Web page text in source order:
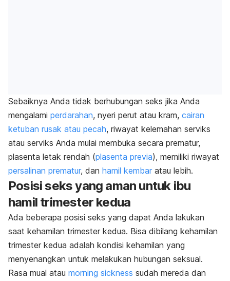
Sebaiknya Anda tidak berhubungan seks jika Anda
mengalami perdarahan, nyeri perut atau kram, cairan
ketuban rusak atau pecah, riwayat kelemahan serviks
atau serviks Anda mulai membuka secara prematur,
plasenta letak rendah (plasenta previa), memiliki riwayat
persalinan prematur, dan hamil kembar atau lebih.
Posisi seks yang aman untuk ibu
hamil trimester kedua
Ada beberapa posisi seks yang dapat Anda lakukan
saat kehamilan trimester kedua. Bisa dibilang kehamilan
trimester kedua adalah kondisi kehamilan yang
menyenangkan untuk melakukan hubungan seksual.
Rasa mual atau morning sickness sudah mereda dan